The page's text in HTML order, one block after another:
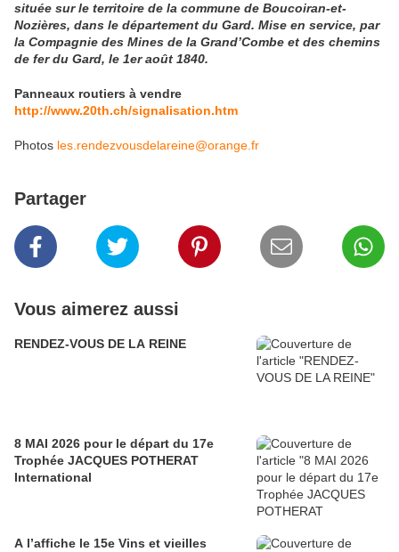
située sur le territoire de la commune de Boucoiran-et-
Nozières, dans le département du Gard. Mise en service, par
la Compagnie des Mines de la Grand’Combe et des chemins
de fer du Gard, le 1er août 1840.
Panneaux routiers à vendre
http://www.20th.ch/signalisation.htm
Photos les.rendezvousdelareine@orange.fr
Partager
Vous aimerez aussi
RENDEZ-VOUS DE LA REINE
8 MAI 2026 pour le départ du 17e
Trophée JACQUES POTHERAT
International
A l’affiche le 15e Vins et vieilles